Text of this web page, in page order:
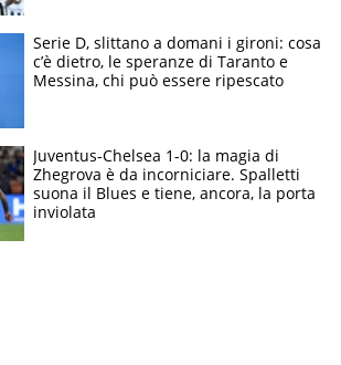
Serie D, slittano a domani i gironi: cosa
c’è dietro, le speranze di Taranto e
Messina, chi può essere ripescato
Juventus-Chelsea 1-0: la magia di
Zhegrova è da incorniciare. Spalletti
suona il Blues e tiene, ancora, la porta
inviolata